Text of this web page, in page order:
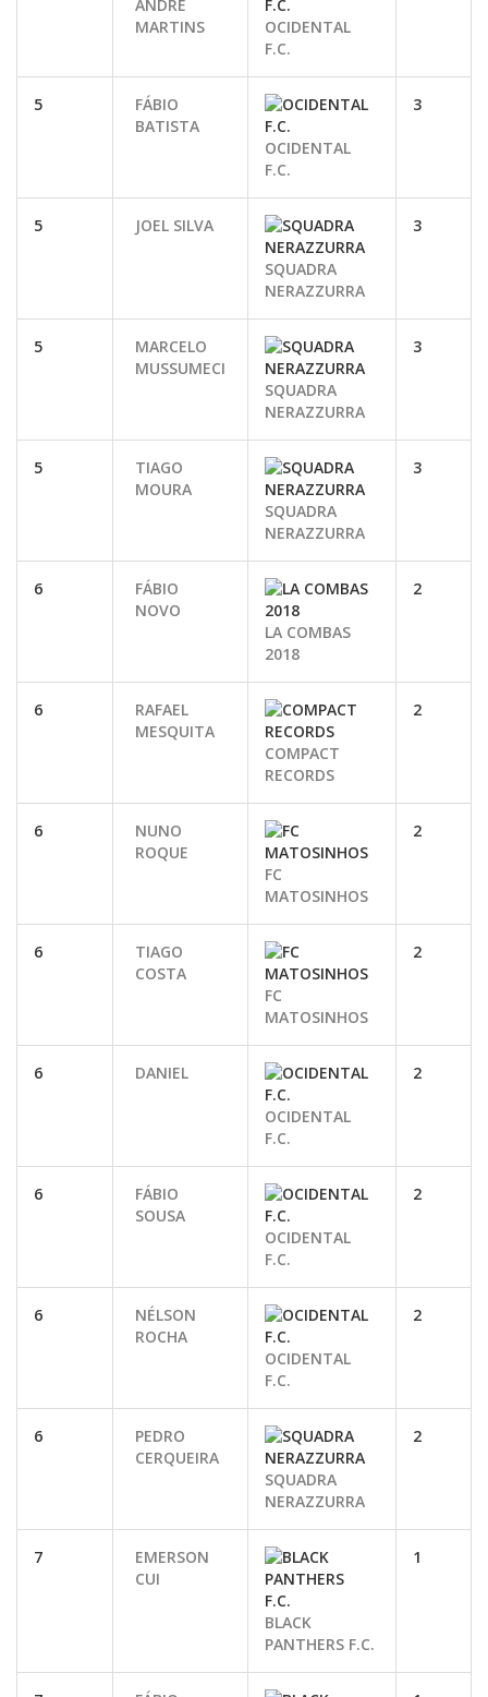
ANDRÉ
MARTINS
OCIDENTAL
F.C.
5
FÁBIO
BATISTA
OCIDENTAL
F.C.
3
5 JOEL SILVA
SQUADRA
NERAZZURRA
3
5
MARCELO
MUSSUMECI
SQUADRA
NERAZZURRA
3
5
TIAGO
MOURA
SQUADRA
NERAZZURRA
3
6
FÁBIO
NOVO
LA COMBAS
2018
2
6
RAFAEL
MESQUITA
COMPACT
RECORDS
2
6
NUNO
ROQUE
FC
MATOSINHOS
2
6
TIAGO
COSTA
FC
MATOSINHOS
2
6 DANIEL
OCIDENTAL
F.C.
2
6
FÁBIO
SOUSA
OCIDENTAL
F.C.
2
6
NÉLSON
ROCHA
OCIDENTAL
F.C.
2
6
PEDRO
CERQUEIRA
SQUADRA
NERAZZURRA
2
7
EMERSON
CUI
BLACK
PANTHERS F.C.
1